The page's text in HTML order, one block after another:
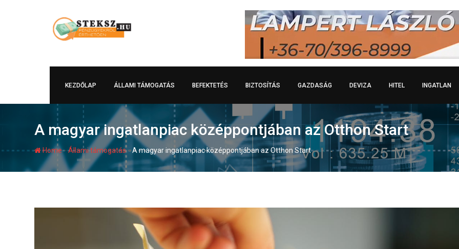
KEZDŐLAP ÁLLAMI TÁMOGATÁS BEFEKTETÉS BIZTOSÍTÁS GAZDASÁG DEVIZA HITEL INGATLAN
A magyar ingatlanpiac középpontjában az Otthon Start
Home-Állami támogatás-A magyar ingatlanpiac középpontjában az Otthon Start